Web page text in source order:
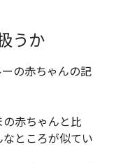
うか
の赤ちゃんの記
赤ちゃんと比
ところが似てい